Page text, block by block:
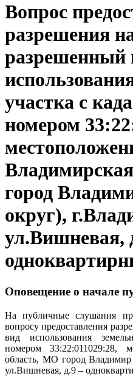
Вопрос
разрешения
разрешенный
участка с
номером
город
округ),
ул.Вишневая,
Оповещение о начале
На публичные слушания
вопросу предоставления
вид использования
номером 33:22:011029:28,
область, МО город Владимир
ул.Вишневая, д.9 –